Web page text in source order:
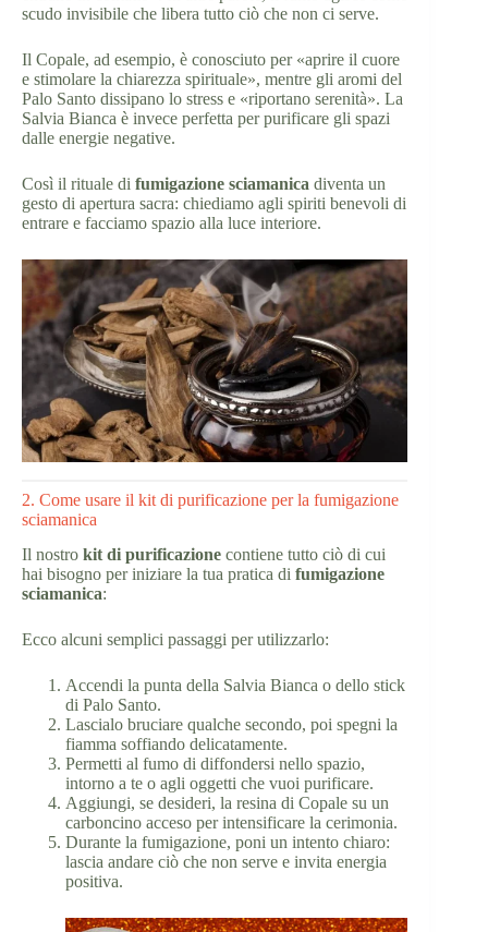
scudo invisibile che libera tutto ciò che non ci serve.
Il Copale, ad esempio, è conosciuto per «aprire il cuore
e stimolare la chiarezza spirituale», mentre gli aromi del
Palo Santo dissipano lo stress e «riportano serenità». La
Salvia Bianca è invece perfetta per purificare gli spazi
dalle energie negative.
Così il rituale di fumigazione sciamanica diventa un
gesto di apertura sacra: chiediamo agli spiriti benevoli di
entrare e facciamo spazio alla luce interiore.
2. Come usare il kit di purificazione per la fumigazione
sciamanica
Il nostro kit di purificazione contiene tutto ciò di cui
hai bisogno per iniziare la tua pratica di fumigazione
sciamanica:
Ecco alcuni semplici passaggi per utilizzarlo:
Accendi la punta della Salvia Bianca o dello stick
di Palo Santo.
Lascialo bruciare qualche secondo, poi spegni la
fiamma soffiando delicatamente.
Permetti al fumo di diffondersi nello spazio,
intorno a te o agli oggetti che vuoi purificare.
Aggiungi, se desideri, la resina di Copale su un
carboncino acceso per intensificare la cerimonia.
Durante la fumigazione, poni un intento chiaro:
lascia andare ciò che non serve e invita energia
positiva.